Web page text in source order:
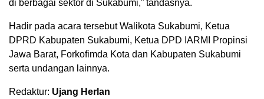
di berbagai sektor di Sukabumi,” tandasnya.
Hadir pada acara tersebut Walikota Sukabumi, Ketua
DPRD Kabupaten Sukabumi, Ketua DPD IARMI Propinsi
Jawa Barat, Forkofimda Kota dan Kabupaten Sukabumi
serta undangan lainnya.
Redaktur: Ujang Herlan